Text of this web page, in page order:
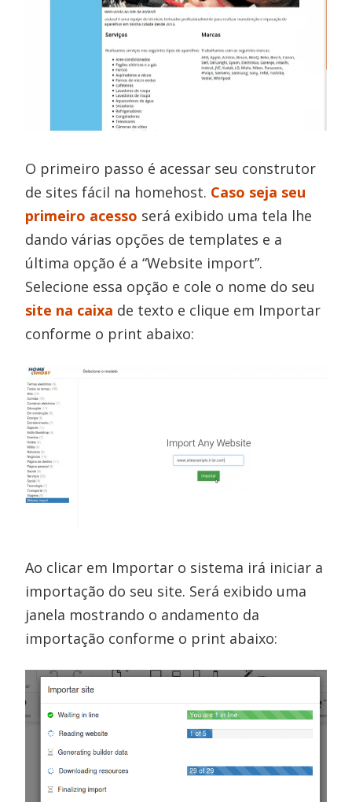
O primeiro passo é acessar seu construtor
de sites fácil na homehost. Caso seja seu
primeiro acesso será exibido uma tela lhe
dando várias opções de templates e a
última opção é a “Website import”.
Selecione essa opção e cole o nome do seu
site na caixa de texto e clique em Importar
conforme o print abaixo:
Ao clicar em Importar o sistema irá iniciar a
importação do seu site. Será exibido uma
janela mostrando o andamento da
importação conforme o print abaixo: